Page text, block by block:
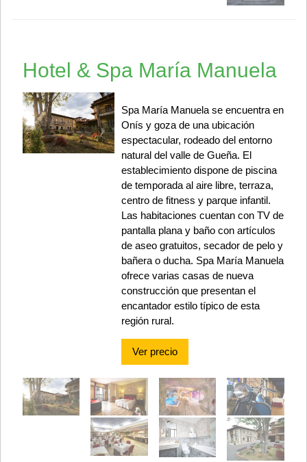
Hotel & Spa María Manuela
Spa María Manuela se encuentra en
Onís y goza de una ubicación
espectacular, rodeado del entorno
natural del valle de Gueña. El
establecimiento dispone de piscina
de temporada al aire libre, terraza,
centro de fitness y parque infantil.
Las habitaciones cuentan con TV de
pantalla plana y baño con artículos
de aseo gratuitos, secador de pelo y
bañera o ducha. Spa María Manuela
ofrece varias casas de nueva
construcción que presentan el
encantador estilo típico de esta
región rural.
Ver precio